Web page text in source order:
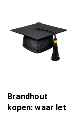
Brandhout
kopen: waar let